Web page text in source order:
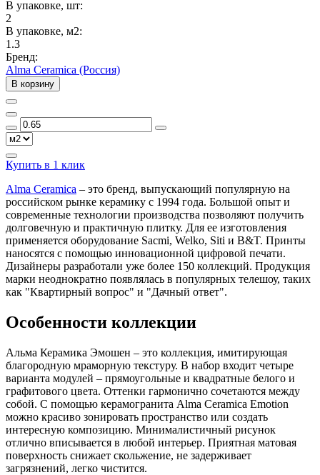
В упаковке, шт:
2
В упаковке, м2:
1.3
Бренд:
Alma Ceramica (Россия)
В корзину
Купить в 1 клик
Alma Ceramica – это бренд, выпускающий популярную на
российском рынке керамику с 1994 года. Большой опыт и
современные технологии производства позволяют получить
долговечную и практичную плитку. Для ее изготовления
применяется оборудование Sacmi, Welko, Siti и B&T. Принты
наносятся с помощью инновационной цифровой печати.
Дизайнеры разработали уже более 150 коллекций. Продукция
марки неоднократно появлялась в популярных телешоу, таких
как "Квартирный вопрос" и "Дачный ответ".
Особенности коллекции
Альма Керамика Эмошен – это коллекция, имитирующая
благородную мраморную текстуру. В набор входит четыре
варианта модулей – прямоугольные и квадратные белого и
графитового цвета. Оттенки гармонично сочетаются между
собой. С помощью керамогранита Alma Ceramica Emotion
можно красиво зонировать пространство или создать
интересную композицию. Минималистичный рисунок
отлично вписывается в любой интерьер. Приятная матовая
поверхность снижает скольжение, не задерживает
загрязнений, легко чистится.